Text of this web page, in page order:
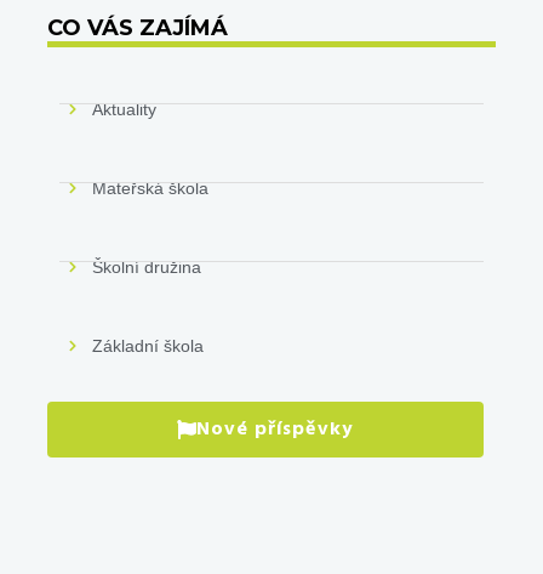
CO VÁS ZAJÍMÁ
Aktuality
Mateřská škola
Školní družina
Základní škola
Nové příspěvky